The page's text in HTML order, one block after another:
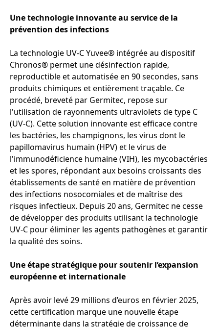
Une technologie innovante au service de la
prévention des infections
La technologie UV-C Yuvee® intégrée au dispositif
Chronos® permet une désinfection rapide,
reproductible et automatisée en 90 secondes, sans
produits chimiques et entièrement traçable. Ce
procédé, breveté par Germitec, repose sur
l'utilisation de rayonnements ultraviolets de type C
(UV-C). Cette solution innovante est efficace contre
les bactéries, les champignons, les virus dont le
papillomavirus humain (HPV) et le virus de
l'immunodéficience humaine (VIH), les mycobactéries
et les spores, répondant aux besoins croissants des
établissements de santé en matière de prévention
des infections nosocomiales et de maîtrise des
risques infectieux. Depuis 20 ans, Germitec ne cesse
de développer des produits utilisant la technologie
UV-C pour éliminer les agents pathogènes et garantir
la qualité des soins.
Une étape stratégique pour soutenir l’expansion
européenne et internationale
Après avoir levé 29 millions d’euros en février 2025,
cette certification marque une nouvelle étape
déterminante dans la stratégie de croissance de